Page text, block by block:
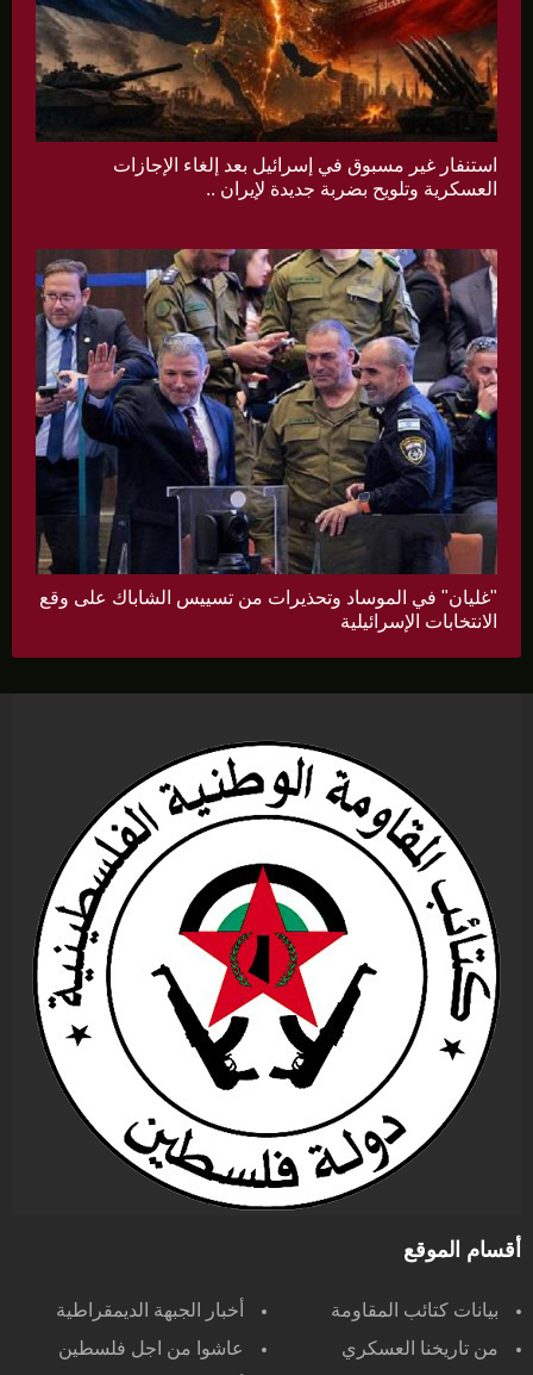
استنفار غير مسبوق في إسرائيل بعد إلغاء الإجازات
العسكرية وتلويح بضربة جديدة لإيران ..
"غليان" في الموساد وتحذيرات من تسييس الشاباك على وقع
الانتخابات الإسرائيلية
أقسام الموقع
بيانات كتائب المقاومة
أخبار الجبهة الديمقراطية
من تاريخنا العسكري
عاشوا من اجل فلسطين